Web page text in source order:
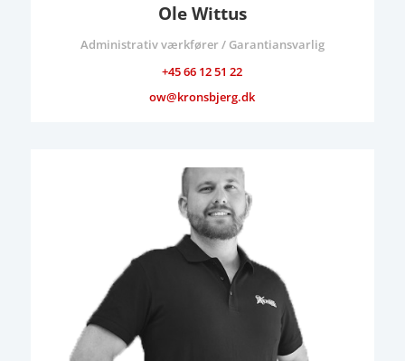
Ole Wittus
Administrativ værkfører / Garantiansvarlig
+45 66 12 51 22
ow@kronsbjerg.dk